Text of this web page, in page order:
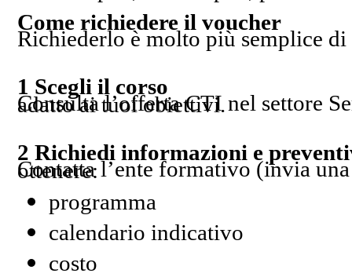
Come richiedere il voucher
Richiederlo è molto più semplice di
1 Scegli il corso
Consulta l’offerta CTI nel settore Servizi Digitali e individua il percorso più adatto ai tuoi obiettivi.
2 Richiedi informazioni e
Contatta l’ente formativo (invia
per ottenere:
programma
calendario indicativo
costo